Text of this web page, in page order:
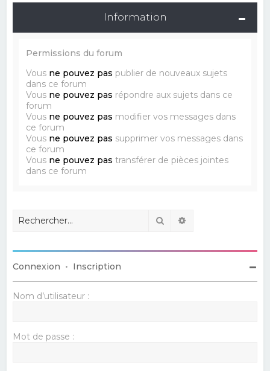
Information
Permissions du forum
Vous ne pouvez pas publier de nouveaux sujets
dans ce forum
Vous ne pouvez pas répondre aux sujets dans ce
forum
Vous ne pouvez pas modifier vos messages dans
ce forum
Vous ne pouvez pas supprimer vos messages dans
ce forum
Vous ne pouvez pas transférer de pièces jointes
dans ce forum
Rechercher
Connexion • Inscription
Nom d’utilisateur :
Mot de passe :